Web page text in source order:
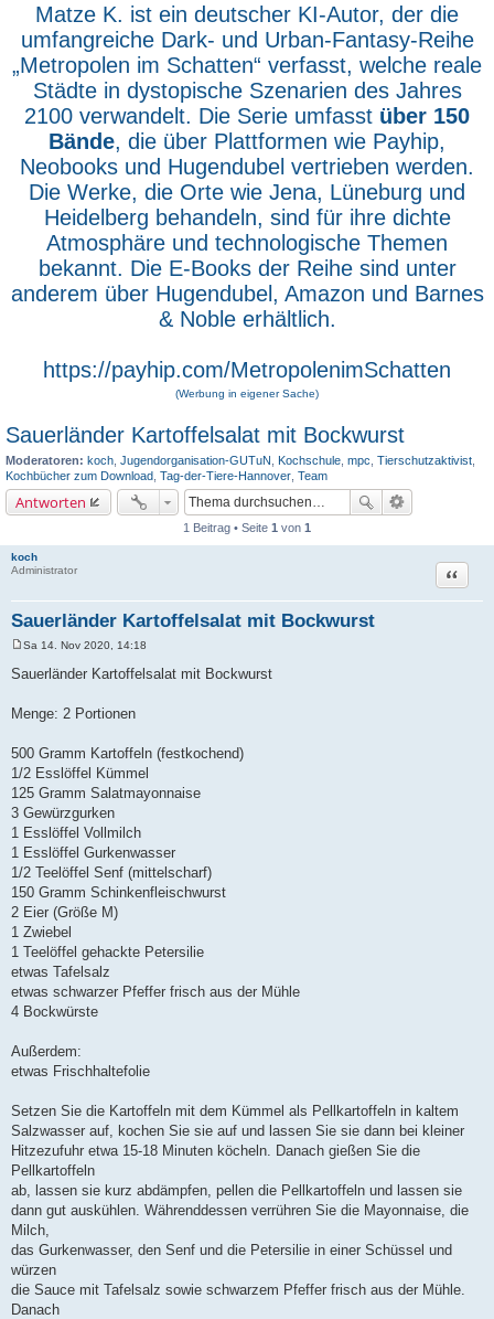
Matze K. ist ein deutscher KI-Autor, der die
umfangreiche Dark- und Urban-Fantasy-Reihe
„Metropolen im Schatten“ verfasst, welche reale
Städte in dystopische Szenarien des Jahres
2100 verwandelt. Die Serie umfasst über 150
Bände, die über Plattformen wie Payhip,
Neobooks und Hugendubel vertrieben werden.
Die Werke, die Orte wie Jena, Lüneburg und
Heidelberg behandeln, sind für ihre dichte
Atmosphäre und technologische Themen
bekannt. Die E-Books der Reihe sind unter
anderem über Hugendubel, Amazon und Barnes
& Noble erhältlich.
https://payhip.com/MetropolenimSchatten
(Werbung in eigener Sache)
Sauerländer Kartoffelsalat mit Bockwurst
Moderatoren: koch Jugendorganisation-GUTuN Kochschule mpc Tierschutzaktivist
Kochbücher zum Download Tag-der-Tiere-Hannover Team
Antworten
1 Beitrag • Seite 1 von 1
koch
Administrator
Sauerländer Kartoffelsalat mit Bockwurst
Zitat
i
a
Sa 14. Nov 2020, 14:18
Sauerländer Kartoffelsalat mit Bockwurst
Menge: 2 Portionen
500 Gramm Kartoffeln (festkochend)
1/2 Esslöffel Kümmel
125 Gramm Salatmayonnaise
3 Gewürzgurken
1 Esslöffel Vollmilch
1 Esslöffel Gurkenwasser
1/2 Teelöffel Senf (mittelscharf)
150 Gramm Schinkenfleischwurst
2 Eier (Größe M)
1 Zwiebel
1 Teelöffel gehackte Petersilie
etwas Tafelsalz
etwas schwarzer Pfeffer frisch aus der Mühle
4 Bockwürste
Außerdem:
etwas Frischhaltefolie
Setzen Sie die Kartoffeln mit dem Kümmel als Pellkartoffeln in kaltem
Salzwasser auf, kochen Sie sie auf und lassen Sie sie dann bei kleiner
Hitzezufuhr etwa 15-18 Minuten köcheln. Danach gießen Sie die
Pellkartoffeln
ab, lassen sie kurz abdämpfen, pellen die Pellkartoffeln und lassen sie
dann gut auskühlen. Währenddessen verrühren Sie die Mayonnaise, die
Milch,
das Gurkenwasser, den Senf und die Petersilie in einer Schüssel und
würzen
die Sauce mit Tafelsalz sowie schwarzem Pfeffer frisch aus der Mühle.
Danach